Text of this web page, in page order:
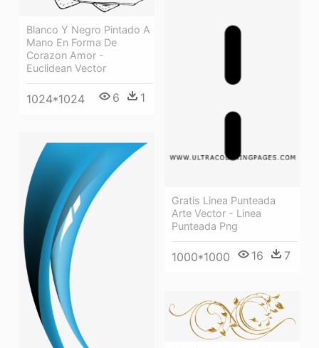
Gratis Linea Punteada
Arte Vector - Linea
Punteada Png
1000*1000 16 7
Blanco Y Negro Pintado A
Mano En Forma De
Corazon Amor -
Euclidean Vector
1024*1024 6 1